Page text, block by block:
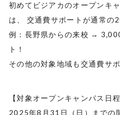
初めてビジアカのオープンキ
は、 交通費サポートが通常の2
例：長野県からの来校 →
ト！
その他の対象地域も交通費サ
【対象オープンキャンパス日程
2025年8月31日（日）までの